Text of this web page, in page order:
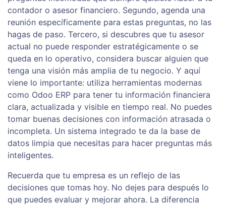
contador o asesor financiero. Segundo, agenda una
reunión específicamente para estas preguntas, no las
hagas de paso. Tercero, si descubres que tu asesor
actual no puede responder estratégicamente o se
queda en lo operativo, considera buscar alguien que
tenga una visión más amplia de tu negocio. Y aquí
viene lo importante: utiliza herramientas modernas
como Odoo ERP para tener tu información financiera
clara, actualizada y visible en tiempo real. No puedes
tomar buenas decisiones con información atrasada o
incompleta. Un sistema integrado te da la base de
datos limpia que necesitas para hacer preguntas más
inteligentes.
Recuerda que tu empresa es un reflejo de las
decisiones que tomas hoy. No dejes para después lo
que puedes evaluar y mejorar ahora. La diferencia